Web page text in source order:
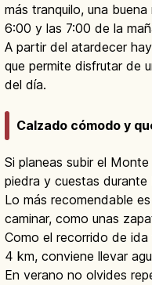
más tranquilo, una
6:00 y las 7:00 de la
A partir del atardecer
que permite disfrutar de
del día.
Calzado cómodo y
Si planeas subir el
piedra y cuestas
Lo más recomendable
caminar, como unas
Como el recorrido de
4 km, conviene llevar
En verano no olvides